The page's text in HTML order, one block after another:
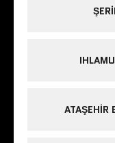
ATAŞEHIR